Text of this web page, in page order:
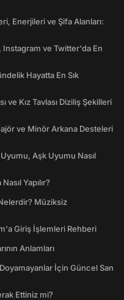
Enerjileri ve Şifa Alanları:
Instagram ve Twitter'da En
Hayatta En Sık
ve Kız Tavlası Diziliş Şekilleri
ve Minör Arkana Desteleri
Aşk Uyumu Nasıl
Yapılır?
Müziksiz
Giriş İşlemleri Rehberi
Anlamları
İçin Güncel San
Ettiniz mi?